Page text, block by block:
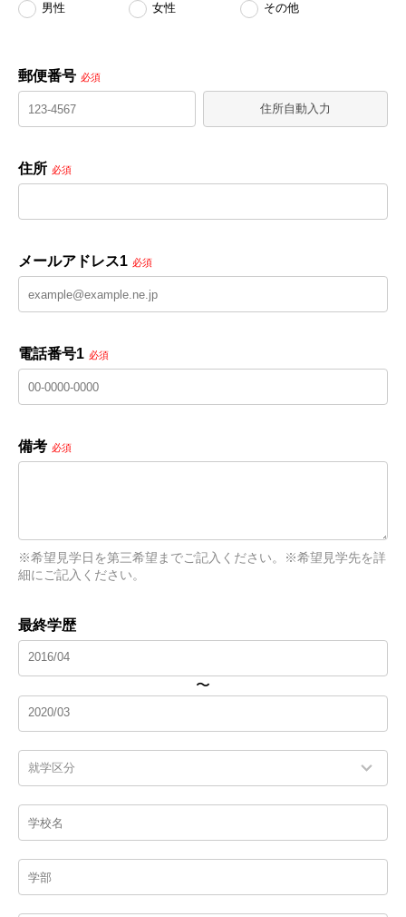
男性 女性 その他
郵便番号 必須
住所自動入力
住所 必須
メールアドレス1 必須
電話番号1 必須
備考 必須
※希望見学日を第三希望までご記入ください。※希望見学先を詳
細にご記入ください。
最終学歴
〜